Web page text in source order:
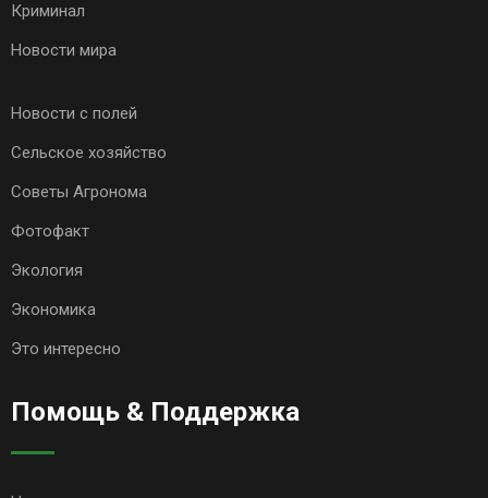
Криминал
Новости мира
Новости с полей
Сельское хозяйство
Советы Агронома
Фотофакт
Экология
Экономика
Это интересно
Помощь & Поддержка